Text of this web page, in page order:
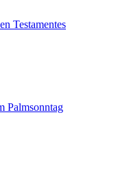
Testamentes
Palmsonntag